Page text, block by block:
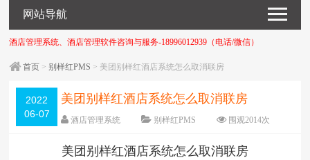
网站导航
酒店管理系统、酒店管理软件咨询与服务-18996012939（电话/微信）
首页 > 别样红PMS > 美团别样红酒店系统怎么取消联房
2022
06-07
美团别样红酒店系统怎么取消联房
酒店管理系统 别样红PMS 围观2014次
字体：大 中 小
美团别样红酒店系统怎么取消联房